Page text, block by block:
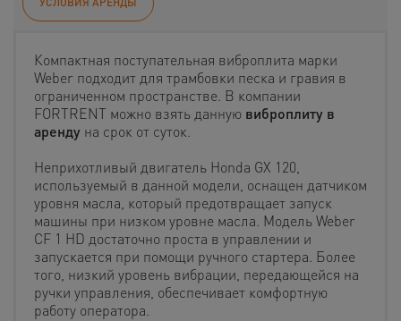
Компактная поступательная виброплита марки
Weber подходит для трамбовки песка и гравия в
ограниченном пространстве. В компании
FORTRENT можно взять данную виброплиту в
аренду на срок от суток.
Неприхотливый двигатель Honda GX 120,
используемый в данной модели, оснащен датчиком
уровня масла, который предотвращает запуск
машины при низком уровне масла. Модель Weber
CF 1 HD достаточно проста в управлении и
запускается при помощи ручного стартера. Более
того, низкий уровень вибрации, передающейся на
ручки управления, обеспечивает комфортную
работу оператора.